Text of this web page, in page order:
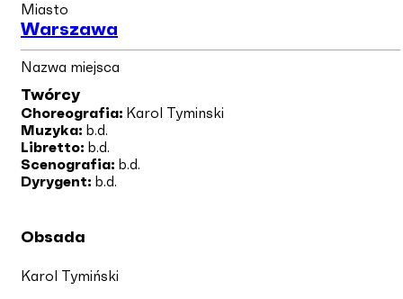
Miasto
Warszawa
Nazwa miejsca
Twórcy
Choreografia: Karol Tyminski
Muzyka: b.d.
Libretto: b.d.
Scenografia: b.d.
Dyrygent: b.d.
Obsada
Karol Tymiński